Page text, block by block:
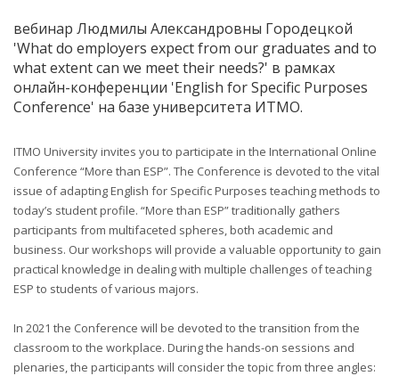
вебинар Людмилы Александровны Городецкой
'What do employers expect from our graduates and to
what extent can we meet their needs?' в рамках
онлайн-конференции 'English for Specific Purposes
Conference' на базе университета ИТМО.
ITMO University invites you to participate in the International Online
Conference “More than ESP”. The Conference is devoted to the vital
issue of adapting English for Specific Purposes teaching methods to
today’s student profile. “More than ESP” traditionally gathers
participants from multifaceted spheres, both academic and
business. Our workshops will provide a valuable opportunity to gain
practical knowledge in dealing with multiple challenges of teaching
ESP to students of various majors.
In 2021 the Conference will be devoted to the transition from the
classroom to the workplace. During the hands-on sessions and
plenaries, the participants will consider the topic from three angles: